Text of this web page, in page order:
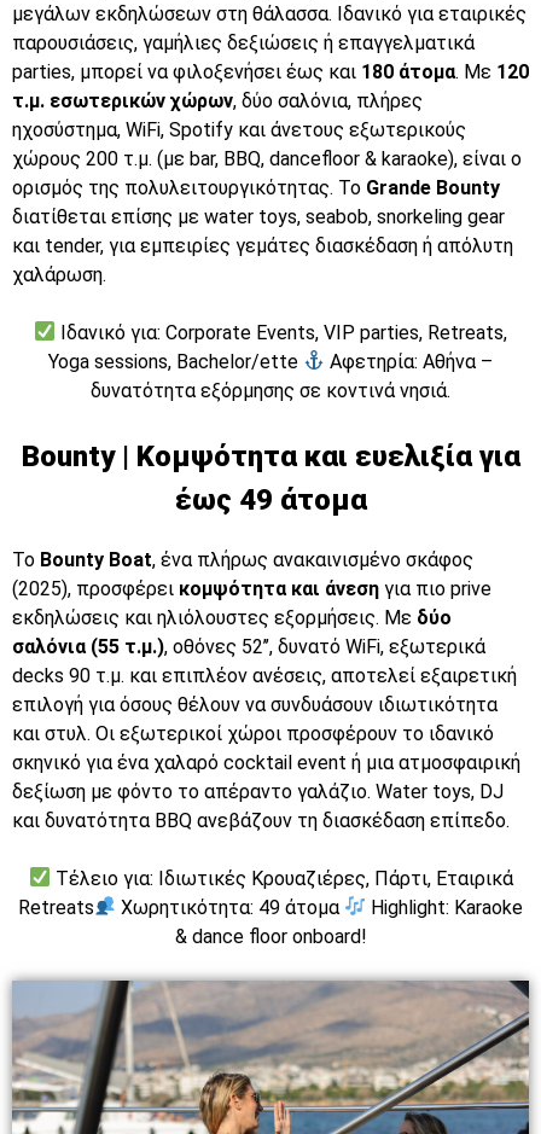
μεγάλων εκδηλώσεων στη θάλασσα. Ιδανικό για εταιρικές
παρουσιάσεις, γαμήλιες δεξιώσεις ή επαγγελματικά
parties, μπορεί να φιλοξενήσει έως και 180 άτομα. Με 120
τ.μ. εσωτερικών χώρων, δύο σαλόνια, πλήρες
ηχοσύστημα, WiFi, Spotify και άνετους εξωτερικούς
χώρους 200 τ.μ. (με bar, BBQ, dancefloor & karaoke), είναι ο
ορισμός της πολυλειτουργικότητας. Το Grande Bounty
διατίθεται επίσης με water toys, seabob, snorkeling gear
και tender, για εμπειρίες γεμάτες διασκέδαση ή απόλυτη
χαλάρωση.
Ιδανικό για: Corporate Events, VIP parties, Retreats,
Yoga sessions, Bachelor/ette
Αφετηρία: Αθήνα –
δυνατότητα εξόρμησης σε κοντινά νησιά.
Bounty | Κομψότητα και ευελιξία για
έως 49 άτομα
Το Bounty Boat, ένα πλήρως ανακαινισμένο σκάφος
(2025), προσφέρει κομψότητα και άνεση για πιο prive
εκδηλώσεις και ηλιόλουστες εξορμήσεις. Με δύο
σαλόνια (55 τ.μ.), οθόνες 52’’, δυνατό WiFi, εξωτερικά
decks 90 τ.μ. και επιπλέον ανέσεις, αποτελεί εξαιρετική
επιλογή για όσους θέλουν να συνδυάσουν ιδιωτικότητα
και στυλ. Οι εξωτερικοί χώροι προσφέρουν το ιδανικό
σκηνικό για ένα χαλαρό cocktail event ή μια ατμοσφαιρική
δεξίωση με φόντο το απέραντο γαλάζιο. Water toys, DJ
και δυνατότητα BBQ ανεβάζουν τη διασκέδαση επίπεδο.
Τέλειο για: Ιδιωτικές Κρουαζιέρες, Πάρτι, Εταιρικά
Retreats
Χωρητικότητα: 49 άτομα
Highlight: Karaoke
& dance floor onboard!